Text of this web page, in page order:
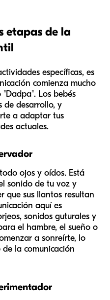
etapas de la
específicas, es
comienza mucho
Los bebés
de desarrollo, y
a adaptar tus
actuales.
ojos y oídos. Está
sonido de tu voz y
que sus llantos resultan
aquí es
sonidos guturales y
el hambre, el sueño o
a sonreírte, lo
la comunicación